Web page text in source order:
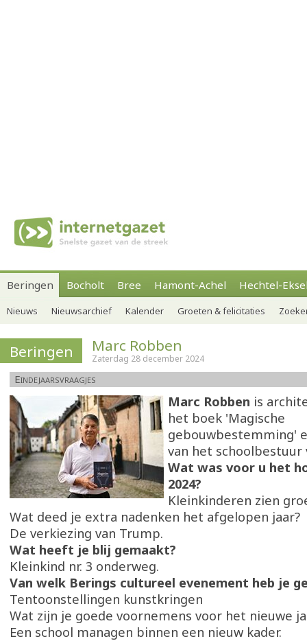
Beringen Bocholt Bree Hamont-Achel Hechtel-
Nieuws Nieuwsarchief Kalender Groeten & felicitaties
Beringen Marc Robben
Zaterdag 28 december 2024
Eindejaarsvraagjes
Marc Robben is
het boek 'Magische
gebouwbestemming'
van het schoolbestuur
Wat was voor u het
2024?
Kleinkinderen zien
Wat deed je extra nadenken het afgelopen jaar?
De verkiezing van Trump.
Wat heeft je blij gemaakt?
Kleinkind nr. 3 onderweg.
Van welk Berings cultureel evenement heb je
Tentoonstellingen kunstkringen
Wat zijn je goede voornemens voor het nieuwe
Een school managen binnen een nieuw kader.